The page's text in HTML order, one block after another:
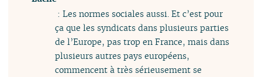
: Les normes sociales aussi. Et c’est pour
ça que les syndicats dans plusieurs parties
de l’Europe, pas trop en France, mais dans
plusieurs autres pays européens,
commencent à très sérieusement se